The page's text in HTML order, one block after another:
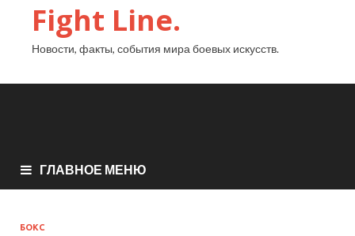
Fight Line.
Новости, факты, события мира боевых искусств.
ГЛАВНОЕ МЕНЮ
БОКС